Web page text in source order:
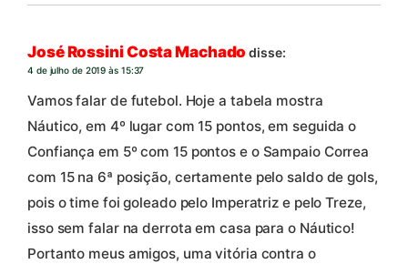
José Rossini Costa Machado disse:
4 de julho de 2019 às 15:37
Vamos falar de futebol. Hoje a tabela mostra
Náutico, em 4º lugar com 15 pontos, em seguida o
Confiança em 5º com 15 pontos e o Sampaio Correa
com 15 na 6ª posição, certamente pelo saldo de gols,
pois o time foi goleado pelo Imperatriz e pelo Treze,
isso sem falar na derrota em casa para o Náutico!
Portanto meus amigos, uma vitória contra o